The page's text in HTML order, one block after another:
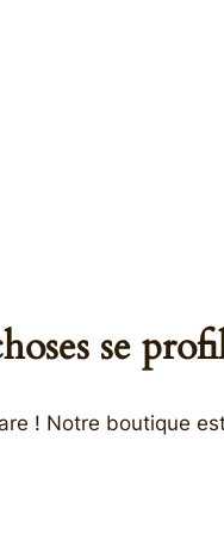
se
! Notre boutique